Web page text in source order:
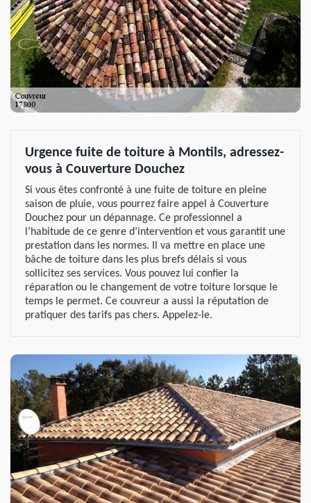
Urgence fuite de toiture à Montils, adressez-
vous à Couverture Douchez
Si vous êtes confronté à une fuite de toiture en pleine
saison de pluie, vous pourrez faire appel à Couverture
Douchez pour un dépannage. Ce professionnel a
l’habitude de ce genre d’intervention et vous garantit une
prestation dans les normes. Il va mettre en place une
bâche de toiture dans les plus brefs délais si vous
sollicitez ses services. Vous pouvez lui confier la
réparation ou le changement de votre toiture lorsque le
temps le permet. Ce couvreur a aussi la réputation de
pratiquer des tarifs pas chers. Appelez-le.